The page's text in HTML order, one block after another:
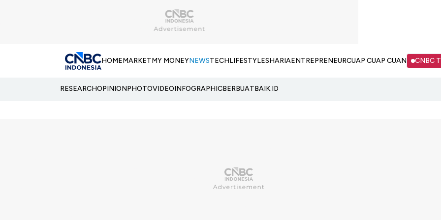
HOMEMARKETMY MONEYNEWSTECHLIFESTYLESHARIAENTREPRENEURCUAP CUAP CUAN CNBC
RESEARCHOPINIONPHOTOVIDEOINFOGRAPHICBERBUATBAIK.ID